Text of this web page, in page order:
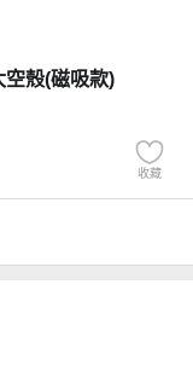
殼(磁吸款)
收藏